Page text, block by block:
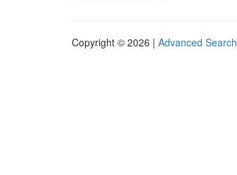
Copyright © 2026 | Advanced Search